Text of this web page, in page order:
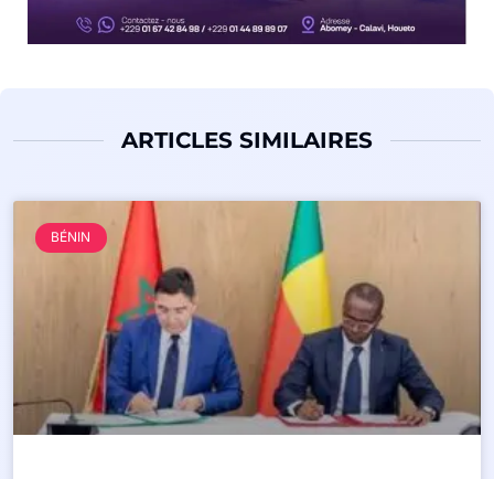
ARTICLES SIMILAIRES
BÉNIN